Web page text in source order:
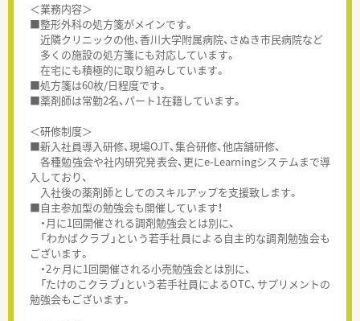
＜業務内容＞
■整形外科の処方箋がメインです。
近隣クリニックの他、香川大学附属病院、さぬき市民病院など
多くの施設の処方箋にも対応しています。
在宅にも積極的に取り組みしています。
■処方箋は60枚/日程度です。
■薬剤師は常勤2名、パート1在籍しています。
＜研修制度＞
■新入社員導入研修、現場OJT、集合研修、他店舗研修、
各種勉強会や社内研究発表会、更にe-Learningシステムまで導
入しており、
入社後の薬剤師としてのスキルアップを支援致します。
■自主参加型の勉強会も開催しています！
・月に1回開催される調剤勉強会とは別に、
「わかばクラブ」という若手社員による自主的な調剤勉強会も
ございます。
・2ヶ月に1回開催される小売勉強会とは別に、
「たけのこクラブ」という若手社員によるOTC、サプリメントの
勉強会もございます。